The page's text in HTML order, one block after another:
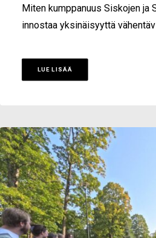
Miten kumppanuus Siskojen ja
innostaa yksinäisyyttä
LUE LISÄÄ